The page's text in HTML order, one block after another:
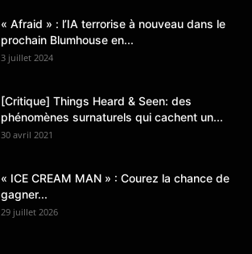
« Afraid » : l’IA terrorise à nouveau dans le
prochain Blumhouse en...
3 juillet 2024
[Critique] Things Heard & Seen: des
phénomènes surnaturels qui cachent un...
30 avril 2021
« ICE CREAM MAN » : Courez la chance de
gagner...
29 juillet 2026